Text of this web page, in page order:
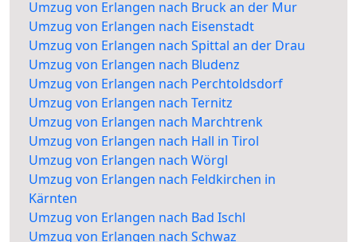
Umzug von Erlangen nach Bruck an der Mur
Umzug von Erlangen nach Eisenstadt
Umzug von Erlangen nach Spittal an der Drau
Umzug von Erlangen nach Bludenz
Umzug von Erlangen nach Perchtoldsdorf
Umzug von Erlangen nach Ternitz
Umzug von Erlangen nach Marchtrenk
Umzug von Erlangen nach Hall in Tirol
Umzug von Erlangen nach Wörgl
Umzug von Erlangen nach Feldkirchen in
Kärnten
Umzug von Erlangen nach Bad Ischl
Umzug von Erlangen nach Schwaz